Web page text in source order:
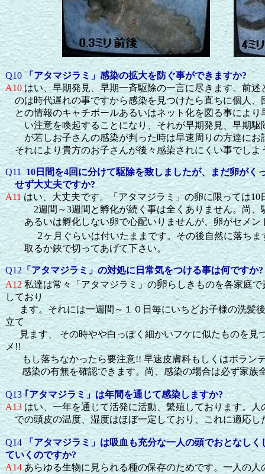
Q10 「アタマジラミ」感染の拡大を防ぐ事ができますか?
A10 はい、早期発見、早期一斉駆除の一言に尽きます。前
のは時代遅れの事ですから感染を見つけたら直ちに個人、
との情報のキャチボールあるいはネット化を図る事により
い注意を喚起することになり、それが早期発見、早期駆
が若しお子さんの感染が判った時は早速周りの方達にお
それにより貴方のお子さんが後々感染されにくい事でしよ
Q11 10 日間を4回に分けて駆除を致しましたが、まだ卵がく
せず大丈夫ですか?
A11 はい、大丈夫です。「アタマジラミ」の卵に限っては10
2週間～3週間と孵化が続く事は全くありません。尚
あるいは孵化しない卵で心配いりませんが、卵がセメン
2ヶ月ぐらいは付いたままです。その後自然に落ち
取るか鋏で切ってあげて下さい。
Q12 「アタマジラミ」の対処に日常気をつける事は何ですか?
A12 私達は常々「アタマジラミ」の卵らしきものを各家庭
しており
ます。それには一週間～１０日毎にいちどお子様の洗髪
立て
見ます、 その時やや白っぽく細かいフケに似たものを見
メ!!
もし落ちなかったら要注意!! 早速皮膚科もしくはボラン
感染の有無を確認できます。尚、感染の場合は必ず家族
Q13 ｢アタマジラミ」は年間を通じて感染しますか?
A13 はい、一年を通じて活発に活動、繁殖しております。
での頭皮の温度、湿度はほぼ一定しており、これに適応し
Q14「 アタマジラミ」は吸血も充分な一人の頭でおとなし
ていくのですか?
A14あらゆる生物に見られる種の保存のためです。一人の